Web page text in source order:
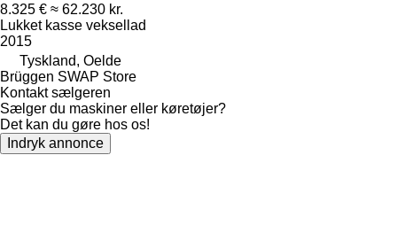
8.325 € ≈ 62.230 kr.
Lukket kasse veksellad
2015
Tyskland, Oelde
Brüggen SWAP Store
Kontakt sælgeren
Sælger du maskiner eller køretøjer?
Det kan du gøre hos os!
Indryk annonce